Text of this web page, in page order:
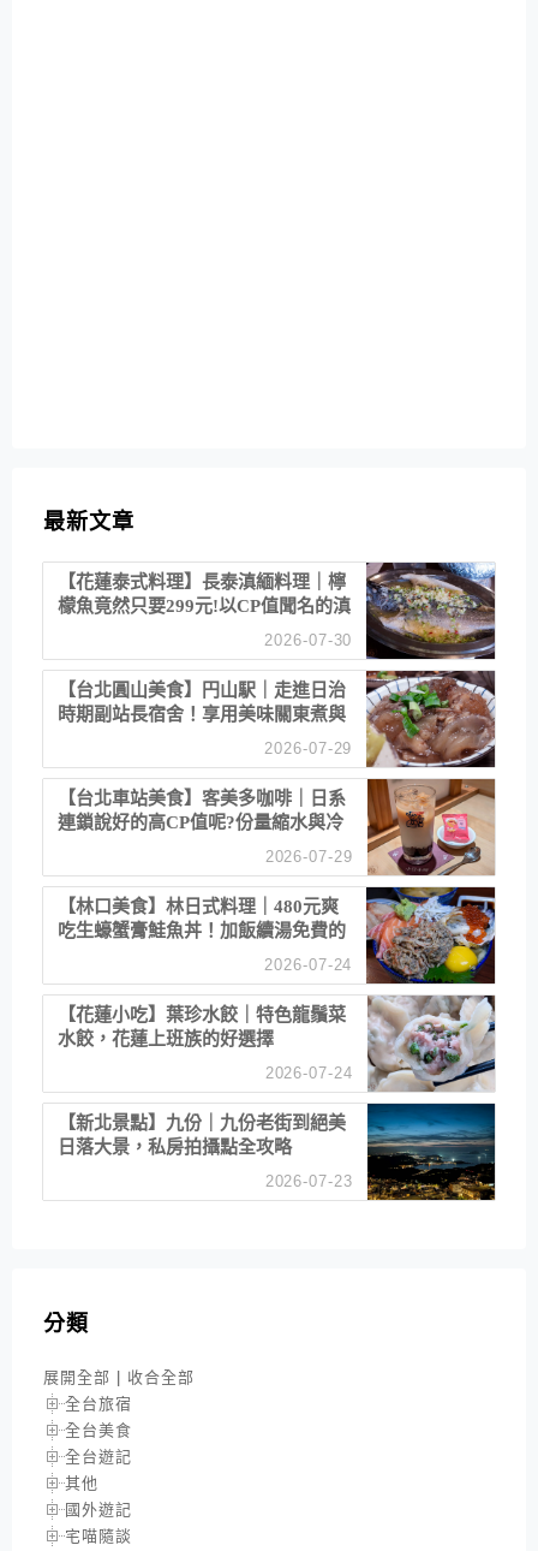
最新文章
【花蓮泰式料理】長泰滇緬料理｜檸
檬魚竟然只要299元!以CP值聞名的滇
2026-07-30
【台北圓山美食】円山駅｜走進日治
時期副站長宿舍！享用美味關東煮與
2026-07-29
【台北車站美食】客美多咖啡｜日系
連鎖說好的高CP值呢?份量縮水與冷
2026-07-29
【林口美食】林日式料理｜480元爽
吃生蠔蟹膏鮭魚丼！加飯續湯免費的
2026-07-24
【花蓮小吃】葉珍水餃｜特色龍鬚菜
水餃，花蓮上班族的好選擇
2026-07-24
【新北景點】九份｜九份老街到絕美
日落大景，私房拍攝點全攻略
2026-07-23
分類
展開全部 | 收合全部
全台旅宿
全台美食
全台遊記
其他
國外遊記
宅喵隨談